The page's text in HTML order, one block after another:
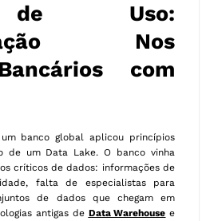
Uso:
Nos
com
banco global aplicou princípios
de um Data Lake. O banco vinha
críticos de dados: informações de
falta de especialistas para
de dados que chegam em
antigas de Data Warehouse e